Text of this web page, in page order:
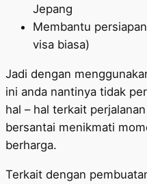
Jepang
Membantu
visa biasa)
Jadi dengan
ini anda nantinya tidak
hal – hal terkait
bersantai menikmati
berharga.
Terkait dengan